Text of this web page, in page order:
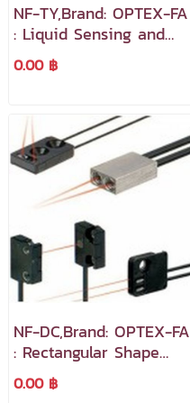
NF-TY,Brand: OPTEX-FA
: Liquid Sensing and
Chemical Resistant
Fiber Cables
0.00 ฿
NF-DC,Brand: OPTEX-FA
: Rectangular Shape
and Convergent Type
Fiber Optic Cables
0.00 ฿